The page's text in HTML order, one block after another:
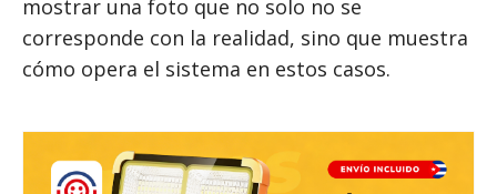
mostrar una foto que no solo no se
corresponde con la realidad, sino que muestra
cómo opera el sistema en estos casos.